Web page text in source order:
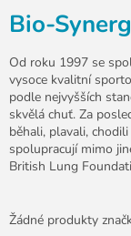
Bio-
Od roku 1997 se
vysoce kvalitní
podle nejvyšších
skvělá chuť. Za
běhali, plavali,
spolupracují mimo
British Lung
Žádné produkty